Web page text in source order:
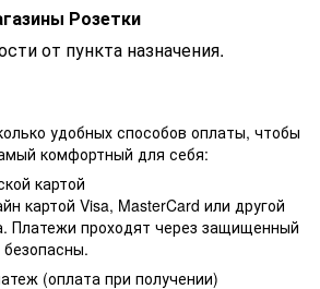
Розетки
от пункта назначения.
удобных способов оплаты, чтобы
комфортный для себя:
картой
картой Visa, MasterCard или другой
Платежи проходят через защищенный
(оплата при получении)